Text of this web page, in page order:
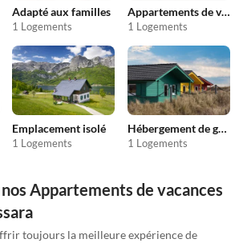
Adapté aux familles
1 Logements
Appartements de vacances pas chers
1 Logements
Emplacement isolé
1 Logements
Hébergement de groupe
1 Logements
Appartements de vacances
toujours la meilleure expérience de